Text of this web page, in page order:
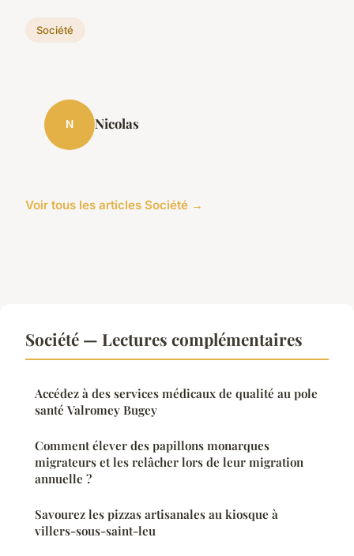
Société
N Nicolas
Voir tous les articles Société →
Société — Lectures complémentaires
Accédez à des services médicaux de qualité au pole
santé Valromey Bugey
Comment élever des papillons monarques
migrateurs et les relâcher lors de leur migration
annuelle ?
Savourez les pizzas artisanales au kiosque à
villers-sous-saint-leu